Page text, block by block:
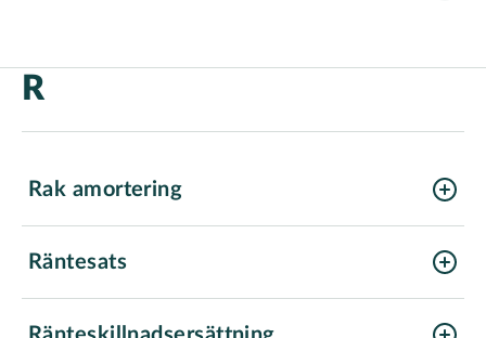
R
Rak amortering
Räntesats